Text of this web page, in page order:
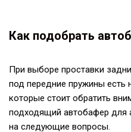
Как подобрать
При выборе проставки
под передние пружины есть
которые стоит обратить
подходящий автобафер для
на следующие вопросы.